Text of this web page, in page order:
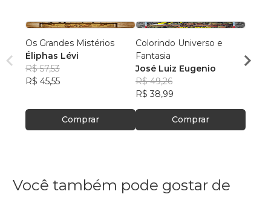
Os Grandes Mistérios
Éliphas Lévi
R$ 57,53
R$ 45,55
Comprar
Colorindo Universo e
Fantasia
José Luiz Eugenio
R$ 49,26
R$ 38,99
Comprar
José
R$
Você também pode gostar de